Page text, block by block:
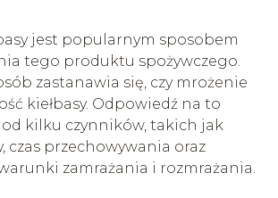
jest popularnym sposobem
tego produktu spożywczego.
zastanawia się, czy mrożenie
kiełbasy. Odpowiedź na to
od kilku czynników, takich jak
czas przechowywania oraz
zamrażania i rozmrażania.